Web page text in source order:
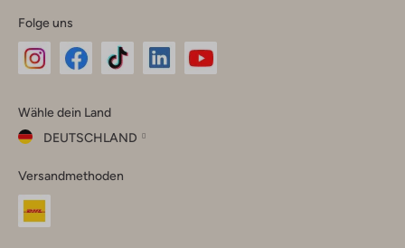
Folge uns
Instagram
Facebook
TikTok
Wähle dein Land
DEUTSCHLAND
dein
Land
Versandmethoden